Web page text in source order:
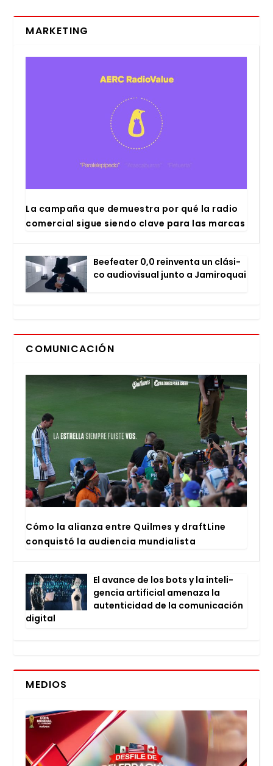
MARKETING
La cam­pa­ña que demues­tra por qué la radio
comer­cial sigue sien­do cla­ve para las mar­cas
Bee­fea­ter 0,0 rein­ven­ta un clá­si­
co audio­vi­sual jun­to a Jami­ro­quai
COMUNICACIÓN
Cómo la alian­za entre Quil­mes y draftLi­ne
con­quis­tó la audien­cia mun­dia­lis­ta
El avan­ce de los bots y la inte­li­
gen­cia arti­fi­cial ame­na­za la
auten­ti­ci­dad de la comu­ni­ca­ción
digi­tal
MEDIOS